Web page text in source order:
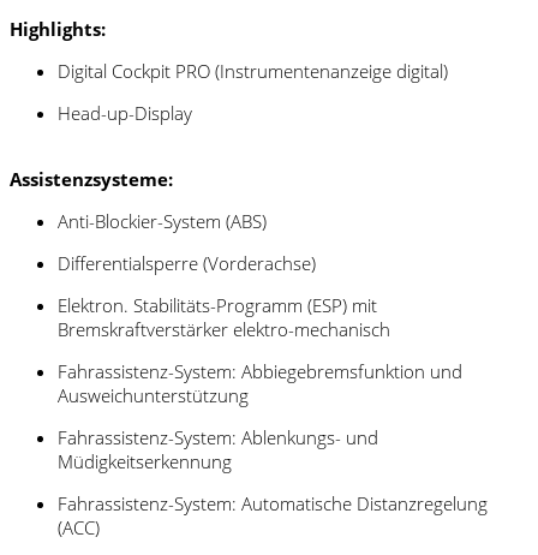
Highlights:
Digital Cockpit PRO (Instrumentenanzeige digital)
Head-up-Display
Assistenzsysteme:
Anti-Blockier-System (ABS)
Differentialsperre (Vorderachse)
Elektron. Stabilitäts-Programm (ESP) mit
Bremskraftverstärker elektro-mechanisch
Fahrassistenz-System: Abbiegebremsfunktion und
Ausweichunterstützung
Fahrassistenz-System: Ablenkungs- und
Müdigkeitserkennung
Fahrassistenz-System: Automatische Distanzregelung
(ACC)